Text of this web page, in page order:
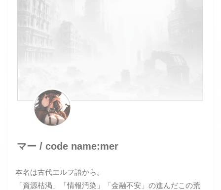
マー / code name:mer
本名は古代エルフ語から。
「資源枯渇」「情報汚染」「金融不安」の進んだこの荒